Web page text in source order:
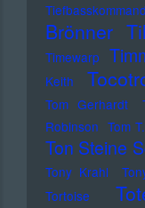
Brönner
Timewarp
Keith
Tom Gerhardt
Robinson Tom
Ton Steine
Tony Krahl
Tortoise